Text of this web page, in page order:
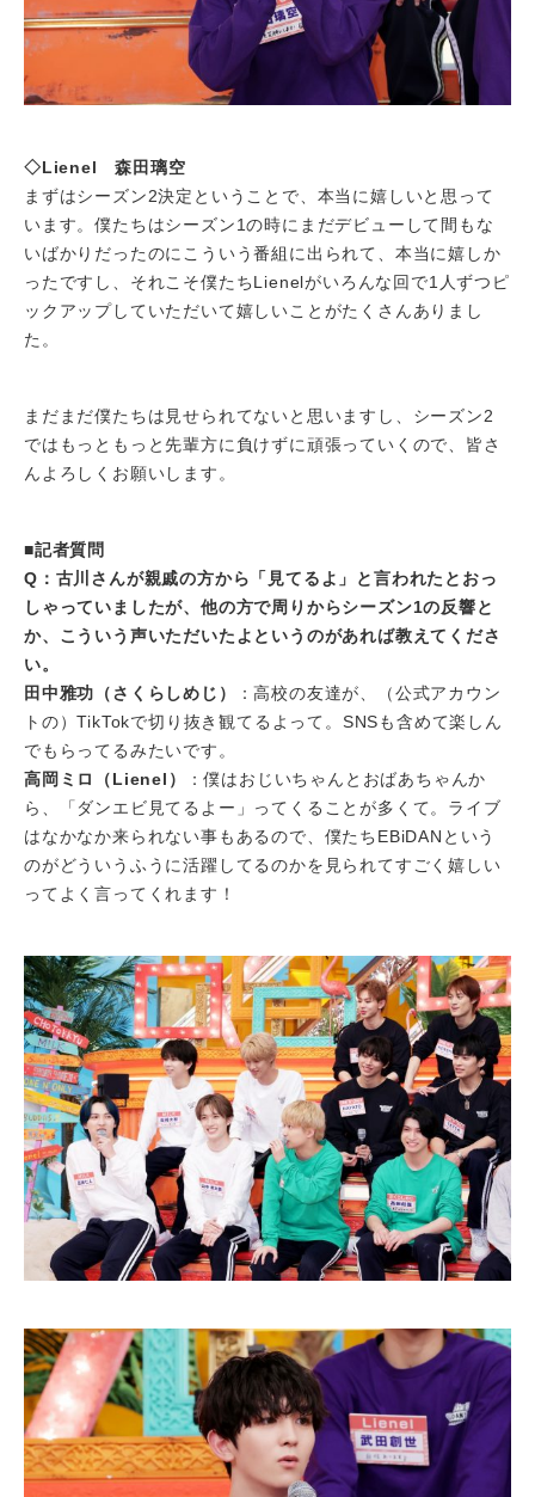
◇Lienel 森田璃空
まずはシーズン2決定ということで、本当に嬉しいと思って
います。僕たちはシーズン1の時にまだデビューして間もな
いばかりだったのにこういう番組に出られて、本当に嬉しか
ったですし、それこそ僕たちLienelがいろんな回で1人ずつピ
ックアップしていただいて嬉しいことがたくさんありまし
た。
まだまだ僕たちは見せられてないと思いますし、シーズン2
ではもっともっと先輩方に負けずに頑張っていくので、皆さ
んよろしくお願いします。
■記者質問
Q：古川さんが親戚の方から「見てるよ」と言われたとおっ
しゃっていましたが、他の方で周りからシーズン1の反響と
か、こういう声いただいたよというのがあれば教えてくださ
い。
田中雅功（さくらしめじ）
：高校の友達が、（公式アカウン
トの）TikTokで切り抜き観てるよって。SNSも含めて楽しん
でもらってるみたいです。
高岡ミロ（Lienel）
：僕はおじいちゃんとおばあちゃんか
ら、「ダンエビ見てるよー」ってくることが多くて。ライブ
はなかなか来られない事もあるので、僕たちEBiDANという
のがどういうふうに活躍してるのかを見られてすごく嬉しい
ってよく言ってくれます！